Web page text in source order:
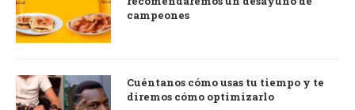
campeones
Cuéntanos cómo usas tu tiempo y te
diremos cómo optimizarlo